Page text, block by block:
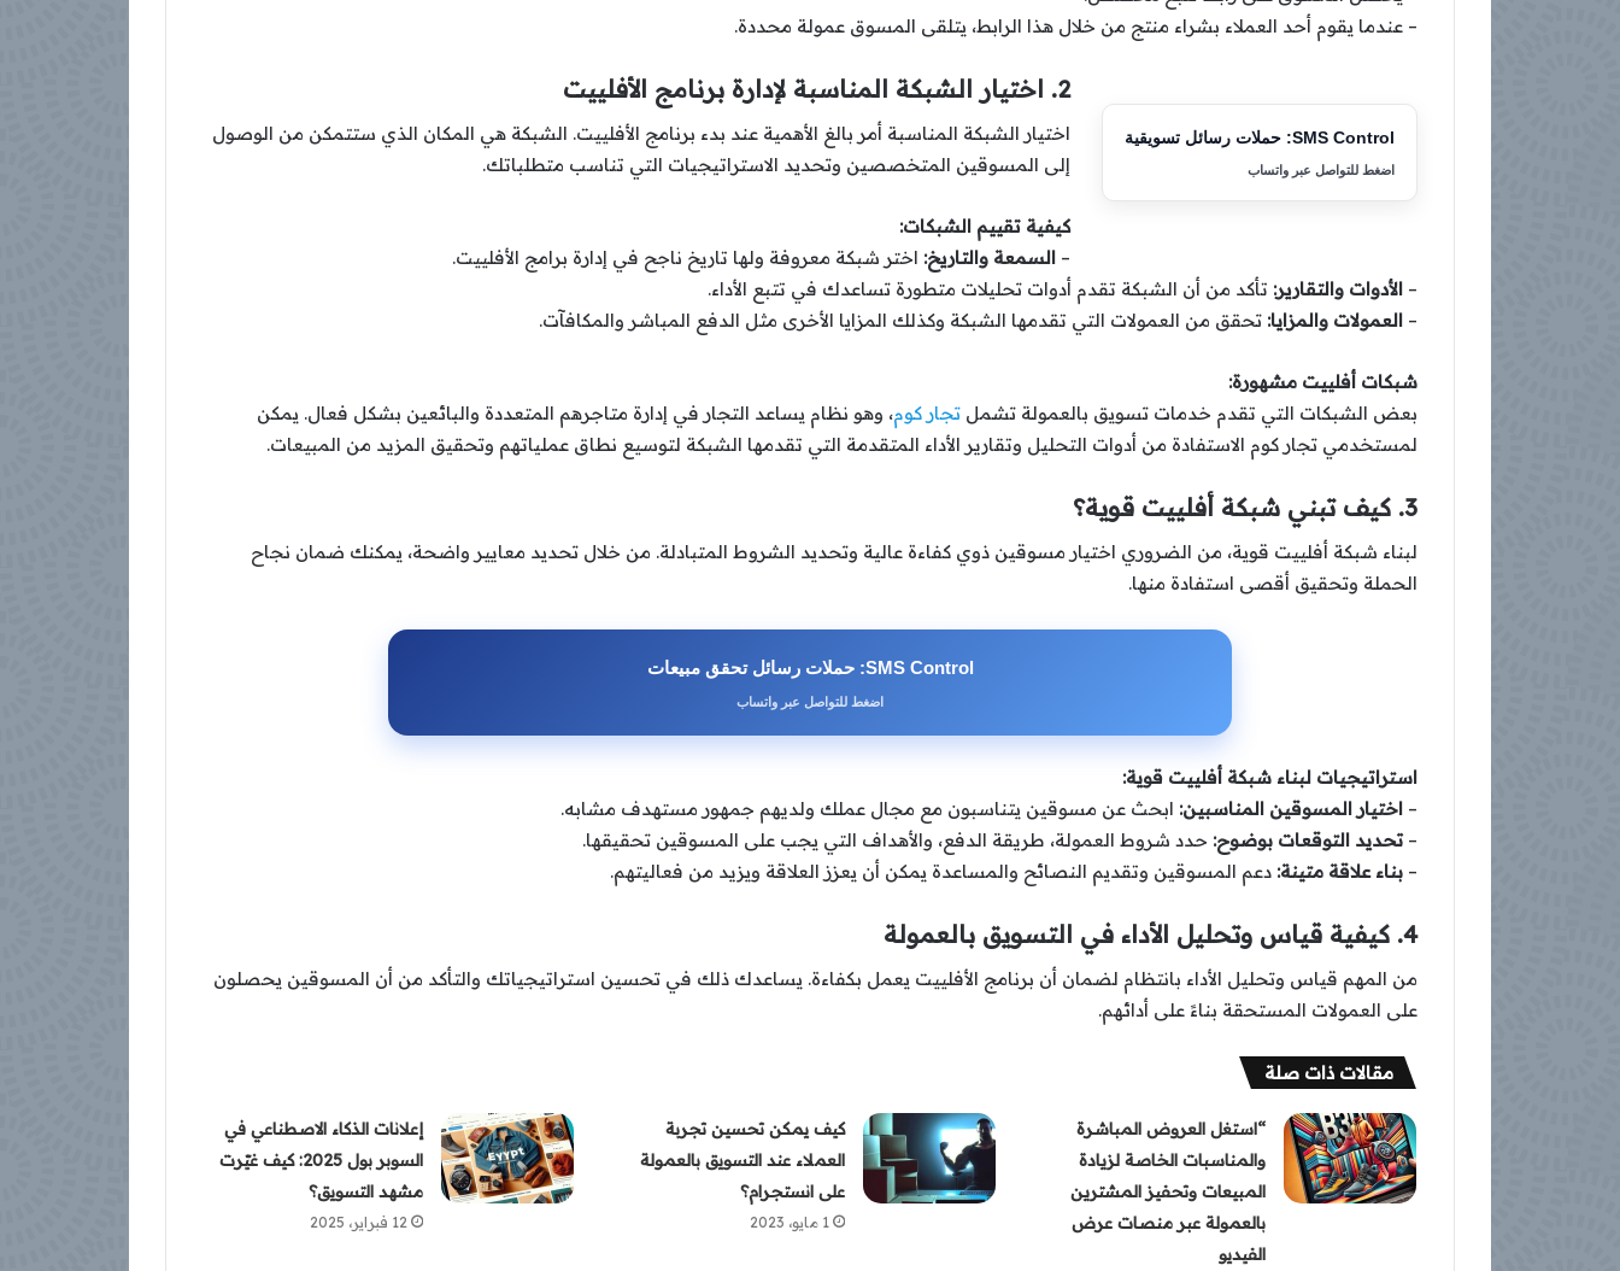
– عندما يقوم أحد العملاء بشراء منتج من خلال هذا الرابط، يتلقى المسوق عمولة محددة.
SMS Control: حملات رسائل تسويقية
اضغط للتواصل عبر واتساب
2. اختيار الشبكة المناسبة لإدارة برنامج الأفلييت
اختيار الشبكة المناسبة أمر بالغ الأهمية عند بدء برنامج الأفلييت. الشبكة هي المكان الذي ستتمكن من الوصول
إلى المسوقين المتخصصين وتحديد الاستراتيجيات التي تناسب متطلباتك.
كيفية تقييم الشبكات:
– السمعة والتاريخ: اختر شبكة معروفة ولها تاريخ ناجح في إدارة برامج الأفلييت.
– الأدوات والتقارير: تأكد من أن الشبكة تقدم أدوات تحليلات متطورة تساعدك في تتبع الأداء.
– العمولات والمزايا: تحقق من العمولات التي تقدمها الشبكة وكذلك المزايا الأخرى مثل الدفع المباشر والمكافآت.
شبكات أفلييت مشهورة:
بعض الشبكات التي تقدم خدمات تسويق بالعمولة تشمل تجار كوم، وهو نظام يساعد التجار في إدارة متاجرهم المتعددة والبائعين بشكل فعال. يمكن
لمستخدمي تجار كوم الاستفادة من أدوات التحليل وتقارير الأداء المتقدمة التي تقدمها الشبكة لتوسيع نطاق عملياتهم وتحقيق المزيد من المبيعات.
3. كيف تبني شبكة أفلييت قوية؟
لبناء شبكة أفلييت قوية، من الضروري اختيار مسوقين ذوي كفاءة عالية وتحديد الشروط المتبادلة. من خلال تحديد معايير واضحة، يمكنك ضمان نجاح
الحملة وتحقيق أقصى استفادة منها.
SMS Control: حملات رسائل تحقق مبيعات
اضغط للتواصل عبر واتساب
استراتيجيات لبناء شبكة أفلييت قوية:
– اختيار المسوقين المناسبين: ابحث عن مسوقين يتناسبون مع مجال عملك ولديهم جمهور مستهدف مشابه.
–تحديد التوقعات بوضوح: حدد شروط العمولة، طريقة الدفع، والأهداف التي يجب على المسوقين تحقيقها.
– بناء علاقة متينة: دعم المسوقين وتقديم النصائح والمساعدة يمكن أن يعزز العلاقة ويزيد من فعاليتهم.
4. كيفية قياس وتحليل الأداء في التسويق بالعمولة
من المهم قياس وتحليل الأداء بانتظام لضمان أن برنامج الأفلييت يعمل بكفاءة. يساعدك ذلك في تحسين استراتيجياتك والتأكد من أن المسوقين يحصلون
على العمولات المستحقة بناءً على أدائهم.
مقالات ذات صلة
“استغل العروض المباشرة
والمناسبات الخاصة لزيادة
المبيعات وتحفيز المشترين
بالعمولة عبر منصات عرض
الفيديو
كيف يمكن تحسين تجربة
العملاء عند التسويق بالعمولة
على انستجرام؟
1 مايو، 2023
إعلانات الذكاء الاصطناعي في
السوبر بول 2025: كيف غيّرت
مشهد التسويق؟
12 فبراير، 2025